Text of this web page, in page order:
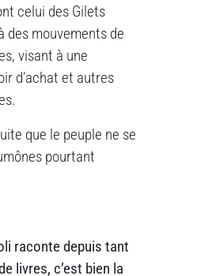
celui des Gilets
des mouvements de
visant à une
d’achat et autres
que le peuple ne se
pourtant
raconte depuis tant
livres, c’est bien la